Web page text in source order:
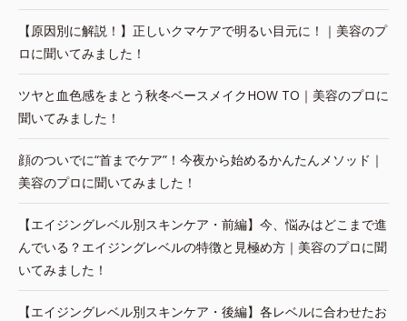
【原因別に解説！】正しいクマケアで明るい目元に！｜美容のプ
ロに聞いてみました！
ツヤと血色感をまとう秋冬ベースメイクHOW TO｜美容のプロに
聞いてみました！
顔のついでに“首までケア”！今夜から始めるかんたんメソッド｜
美容のプロに聞いてみました！
【エイジングレベル別スキンケア・前編】今、悩みはどこまで進
んでいる？エイジングレベルの特徴と見極め方｜美容のプロに聞
いてみました！
【エイジングレベル別スキンケア・後編】各レベルに合わせたお